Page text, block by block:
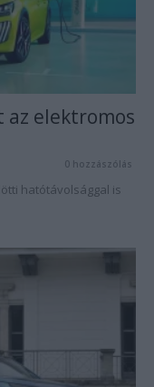
elektromos
0 hozzászólás
hatótávolsággal is